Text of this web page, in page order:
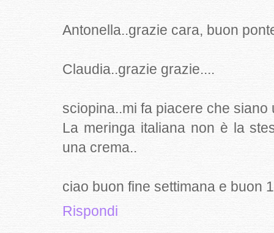
Antonella..grazie cara, buon
Claudia..grazie grazie....
sciopina..mi fa piacere che siano
La meringa italiana non è la
una crema..
ciao buon fine settimana e buon
Rispondi